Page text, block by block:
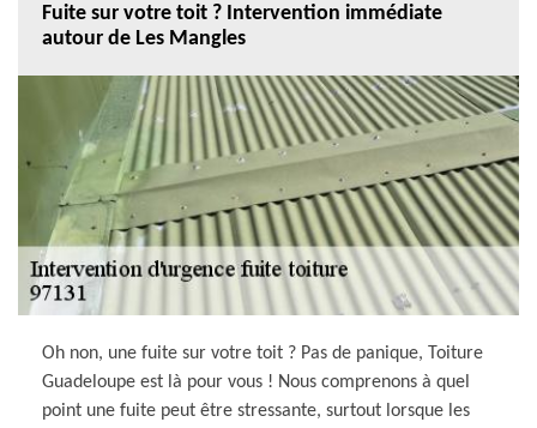
Fuite sur votre toit ? Intervention immédiate
autour de Les Mangles
Oh non, une fuite sur votre toit ? Pas de panique, Toiture
Guadeloupe est là pour vous ! Nous comprenons à quel
point une fuite peut être stressante, surtout lorsque les